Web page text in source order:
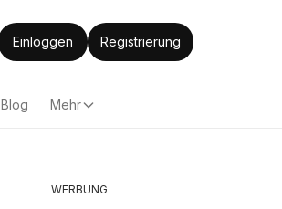
Einloggen Registrierung
Blog Mehr
WERBUNG